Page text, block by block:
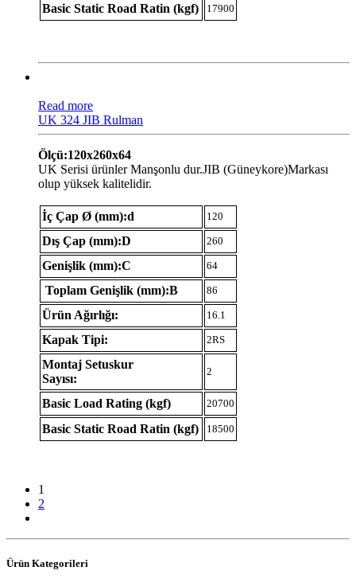
Basic Static Road Ratin (kgf) 17900
Read more
UK 324 JIB Rulman
Ölçü:120x260x64
UK Serisi ürünler Manşonlu dur.JIB (Güneykore)Markası
olup yüksek kalitelidir.
İç Çap Ø (mm):d 120
Dış Çap (mm):D 260
Genişlik (mm):C 64
Toplam Genişlik (mm):B 86
Ürün Ağırlığı: 16.1
Kapak Tipi: 2RS
Montaj Setuskur
Sayısı:
2
Basic Load Rating (kgf) 20700
Basic Static Road Ratin (kgf) 18500
1
2
Ürün Kategorileri